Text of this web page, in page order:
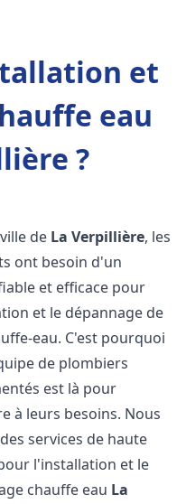
et
eau
?
de La Verpillière, les
ont besoin d'un
et efficace pour
et le dépannage de
eau. C'est pourquoi
de plombiers
est là pour
à leurs besoins. Nous
services de haute
l'installation et le
chauffe eau La